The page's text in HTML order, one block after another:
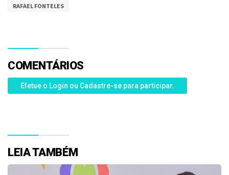
RAFAEL FONTELES
COMENTÁRIOS
Efetue o Login ou Cadastre-se para participar.
LEIA TAMBÉM